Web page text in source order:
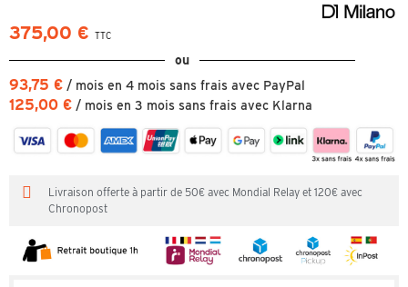
375,00 € TTC
ou
93,75 € / mois en 4 mois sans frais avec PayPal
125,00 € / mois en 3 mois sans frais avec Klarna
Livraison offerte à partir de 50€ avec Mondial Relay et 120€ avec
Chronopost